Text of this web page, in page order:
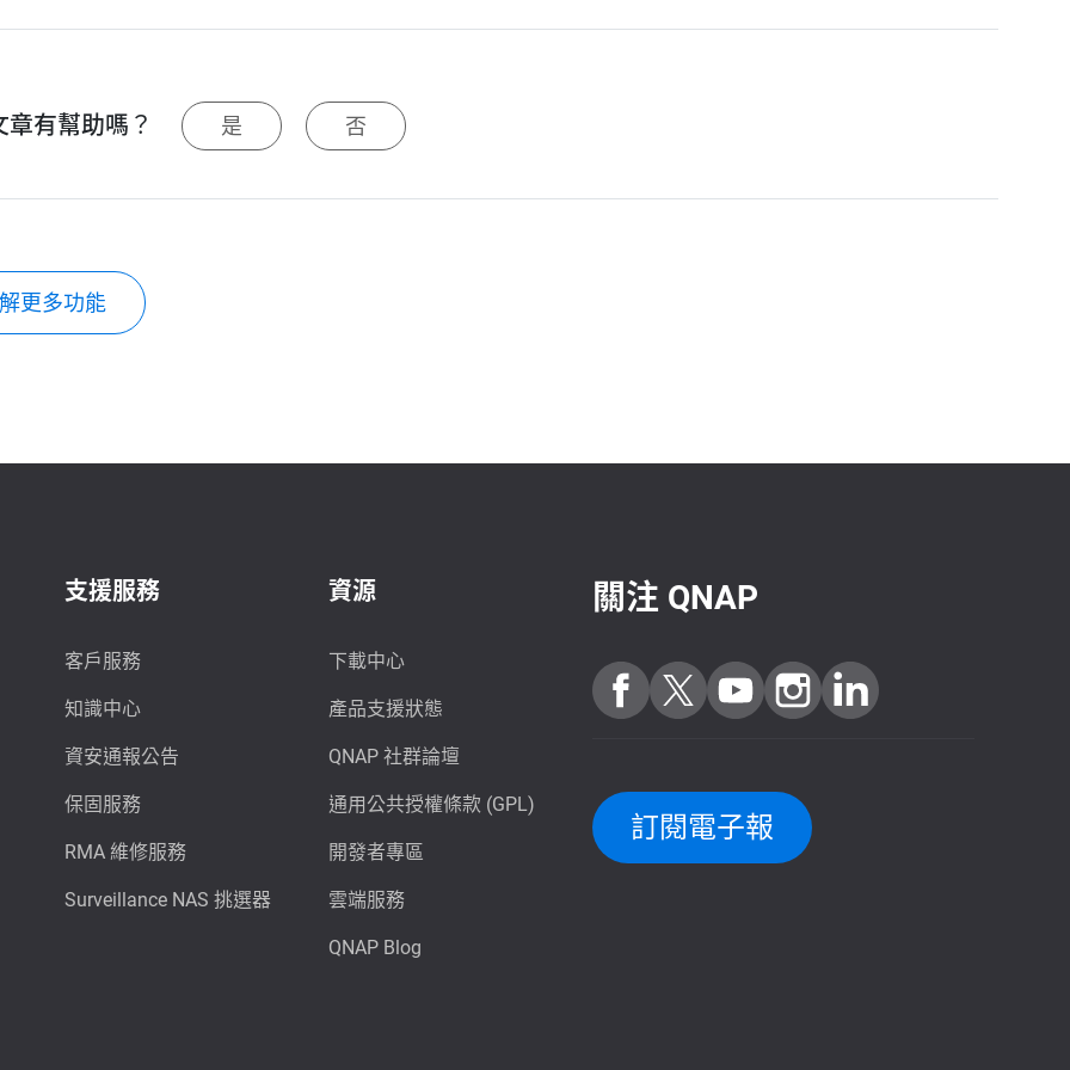
章有幫助嗎？ 是 否
更多功能
支援服務
客戶服務
知識中心
資安通報公告
保固服務
RMA 維修服務
Surveillance NAS 挑選器
資源
下載中心
產品支援狀態
QNAP 社群論壇
通用公共授權條款 (GPL)
開發者專區
雲端服務
QNAP Blog
關注 QNAP
訂閱電子報